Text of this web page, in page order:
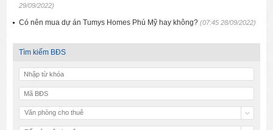
29/09/2022)
Có nên mua dự án Tumys Homes Phú Mỹ hay không?(07:45 28/09/2022)
Tìm kiếm BĐS
Văn phòng cho thuê